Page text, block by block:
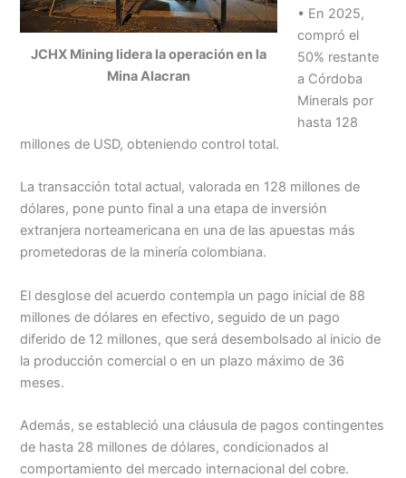
JCHX Mining lidera la operación en la
Mina Alacran
• En 2025,
compró el
50% restante
a Córdoba
Minerals por
hasta 128
millones de USD, obteniendo control total.
La transacción total actual, valorada en 128 millones de
dólares, pone punto final a una etapa de inversión
extranjera norteamericana en una de las apuestas más
prometedoras de la minería colombiana.
El desglose del acuerdo contempla un pago inicial de 88
millones de dólares en efectivo, seguido de un pago
diferido de 12 millones, que será desembolsado al inicio de
la producción comercial o en un plazo máximo de 36
meses.
Además, se estableció una cláusula de pagos contingentes
de hasta 28 millones de dólares, condicionados al
comportamiento del mercado internacional del cobre.